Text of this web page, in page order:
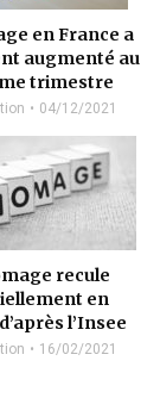
en France a
augmenté au
trimestre
04/12/2021
recule
en
l’Insee
16/02/2021